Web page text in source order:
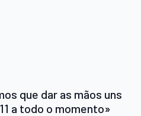
que dar as mãos uns
a todo o momento»